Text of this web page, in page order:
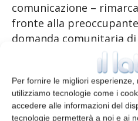
Per fornire le migliori
utilizziamo tecnologie come i
accedere alle informazioni del
tecnologie permetterà a noi e ai
comunicazione –
fronte alla
domanda comunitaria
caseari, con vendite in
categorie, in
certificato dai recenti
Outlook 2022, e di
trend in base al quale